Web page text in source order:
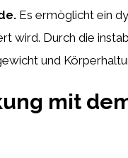
Es ermöglicht ein
wird. Durch die
und
mit